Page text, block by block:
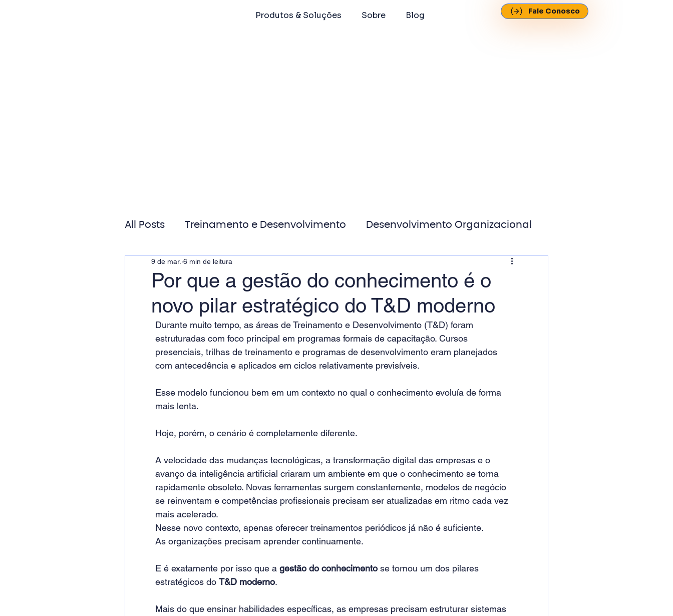
Produtos & Soluções Sobre Blog Fale Conosco
All Posts Treinamento e Desenvolvimento Desenvolvimento Organizacional
Gestão de Pessoas
Responsabilidade Social
Por que a gestão do conhecimento é o
novo pilar estratégico do T&D moderno
9 de mar. 6 min de leitura
Durante muito tempo, as áreas de Treinamento e Desenvolvimento (T&D) foram
estruturadas com foco principal em programas formais de capacitação. Cursos
presenciais, trilhas de treinamento e programas de desenvolvimento eram planejados
com antecedência e aplicados em ciclos relativamente previsíveis.
Esse modelo funcionou bem em um contexto no qual o conhecimento evoluía de forma
mais lenta.
Hoje, porém, o cenário é completamente diferente.
A velocidade das mudanças tecnológicas, a transformação digital das empresas e o
avanço da inteligência artificial criaram um ambiente em que o conhecimento se torna
rapidamente obsoleto. Novas ferramentas surgem constantemente, modelos de negócio
se reinventam e competências profissionais precisam ser atualizadas em ritmo cada vez
mais acelerado.
Nesse novo contexto, apenas oferecer treinamentos periódicos já não é suficiente.
As organizações precisam aprender continuamente.
E é exatamente por isso que a gestão do conhecimento se tornou um dos pilares
estratégicos do T&D moderno.
Mais do que ensinar habilidades específicas, as empresas precisam estruturar sistemas